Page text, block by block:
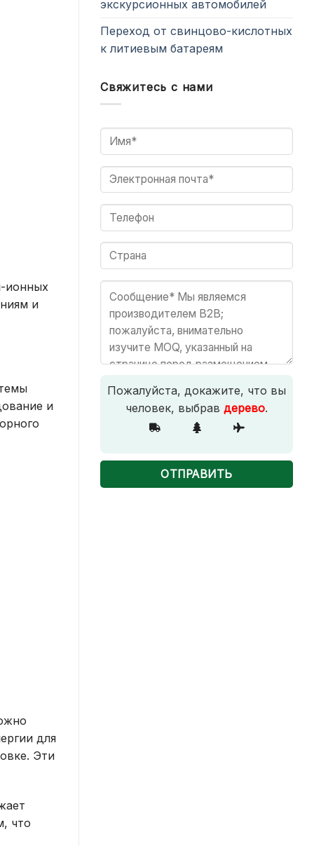
ионных
и
и
для
Эти
что
экскурсионных автомобилей
Переход от свинцово-кислотных
к литиевым батареям
Свяжитесь с нами
Пожалуйста, докажите, что вы
человек, выбрав дерево.